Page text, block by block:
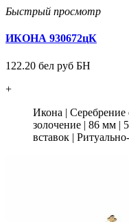
Быстрый просмотр
ИКОНА 930672цК
122.20 бел руб БН
+
Икона |
золочение | 86 мм |
вставок |